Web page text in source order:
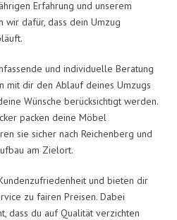
Erfahrung und unserem
dafür, dass dein Umzug
und individuelle Beratung
mit dir den Ablauf deines Umzugs
Wünsche berücksichtigt werden.
packen deine Möbel
sie sicher nach Reichenberg und
am Zielort.
und bieten dir
zu fairen Preisen. Dabei
dass du auf Qualität verzichten